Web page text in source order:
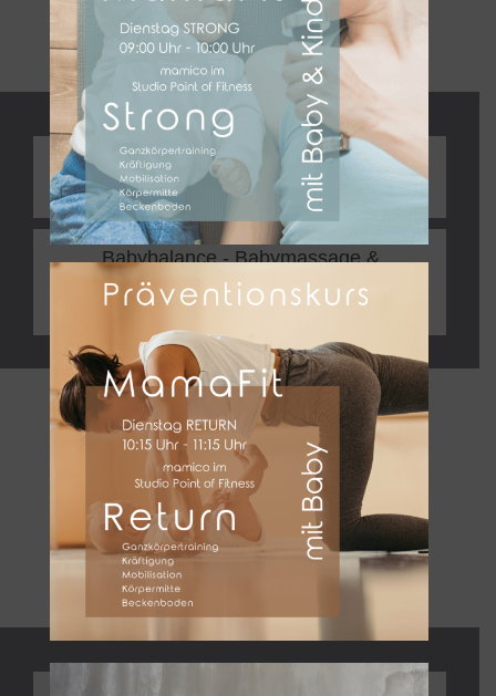
Ayurvedische Babymassage (Alter
4 Wochen - 4 Monate)
Babybalance - Babymassage &
BabyYoga (4 Wochen bis 4
Monate)
Rückbildung